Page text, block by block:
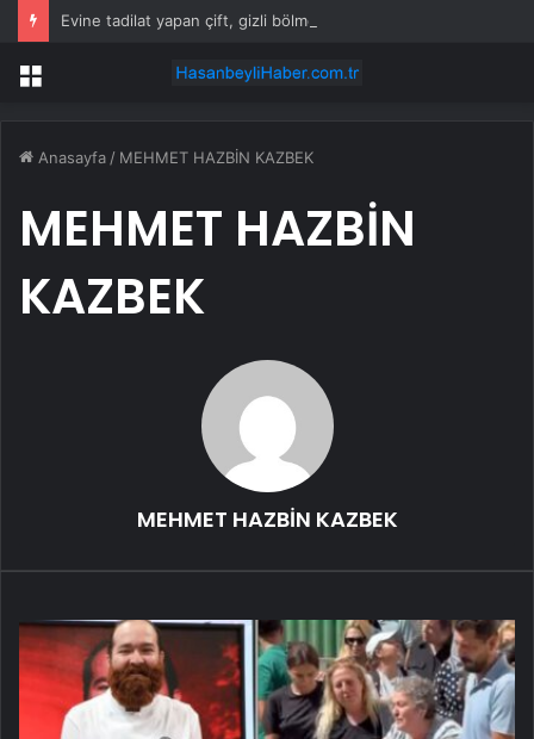
Menü
Anasayfa / MEHMET HAZBİN KAZBEK
MEHMET HAZBİN
KAZBEK
MEHMET HAZBİN KAZBEK